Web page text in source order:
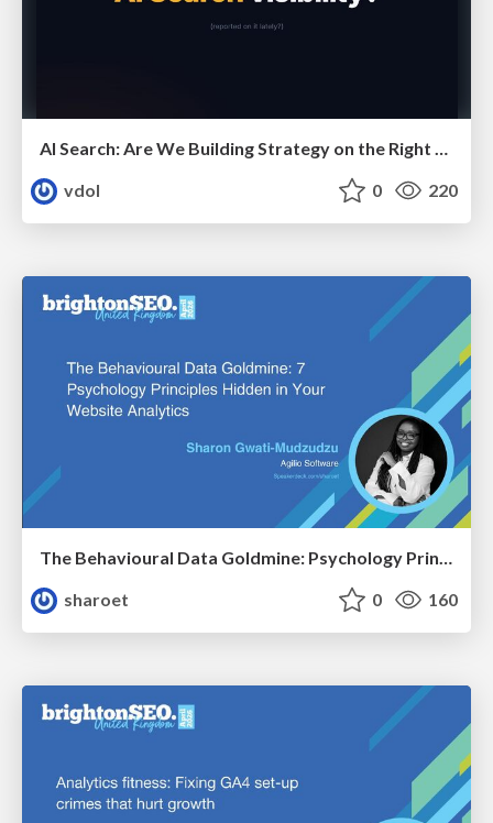
vdol
0 220
The Behavioural Data Goldmine: Psychology Principles Hidden in Your Website Analytics
sharoet
0 160